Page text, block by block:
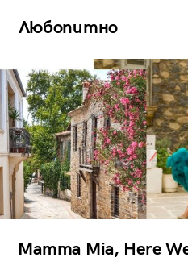
Любопитно
Mamma Mia, Here